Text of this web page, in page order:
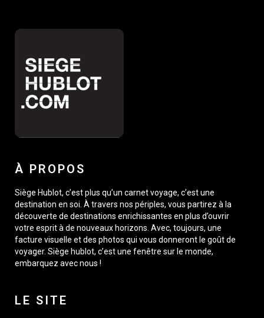
À PROPOS
Siège Hublot, c’est plus qu’un carnet voyage, c’est une
destination en soi. À travers nos périples, vous partirez à la
découverte de destinations enrichissantes en plus d’ouvrir
votre esprit à de nouveaux horizons. Avec, toujours, une
facture visuelle et des photos qui vous donneront le goût de
voyager. Siège hublot, c’est une fenêtre sur le monde,
embarquez avec nous !
LE SITE